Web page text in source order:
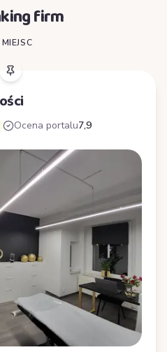
firm
Ocena portalu7,9